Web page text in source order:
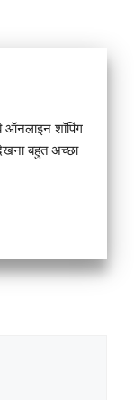
ऑनलाइन शॉपिंग
बहुत अच्छा